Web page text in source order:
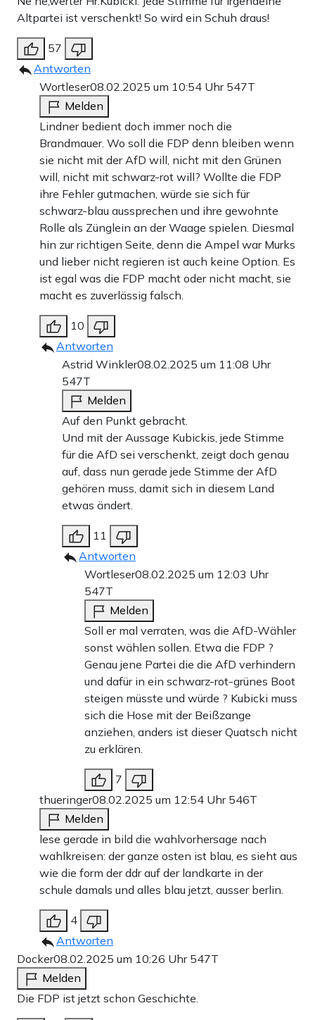
Altpartei ist verschenkt! So wird ein Schuh draus!
57
Antworten
Wortleser08.02.2025 um 10:54 Uhr 547T
Melden
Lindner bedient doch immer noch die
Brandmauer. Wo soll die FDP denn bleiben wenn
sie nicht mit der AfD will, nicht mit den Grünen
will, nicht mit schwarz-rot will? Wollte die FDP
ihre Fehler gutmachen, würde sie sich für
schwarz-blau aussprechen und ihre gewohnte
Rolle als Zünglein an der Waage spielen. Diesmal
hin zur richtigen Seite, denn die Ampel war Murks
und lieber nicht regieren ist auch keine Option. Es
ist egal was die FDP macht oder nicht macht, sie
macht es zuverlässig falsch.
10
Antworten
Astrid Winkler08.02.2025 um 11:08 Uhr
547T
Melden
Auf den Punkt gebracht.
Und mit der Aussage Kubickis, jede Stimme
für die AfD sei verschenkt, zeigt doch genau
auf, dass nun gerade jede Stimme der AfD
gehören muss, damit sich in diesem Land
etwas ändert.
11
Antworten
Wortleser08.02.2025 um 12:03 Uhr
547T
Melden
Soll er mal verraten, was die AfD-Wähler
sonst wählen sollen. Etwa die FDP ?
Genau jene Partei die die AfD verhindern
und dafür in ein schwarz-rot-grünes Boot
steigen müsste und würde ? Kubicki muss
sich die Hose mit der Beißzange
anziehen, anders ist dieser Quatsch nicht
zu erklären.
7
thueringer08.02.2025 um 12:54 Uhr 546T
Melden
lese gerade in bild die wahlvorhersage nach
wahlkreisen: der ganze osten ist blau, es sieht aus
wie die form der ddr auf der landkarte in der
schule damals und alles blau jetzt, ausser berlin.
4
Antworten
Docker08.02.2025 um 10:26 Uhr 547T
Melden
Die FDP ist jetzt schon Geschichte.